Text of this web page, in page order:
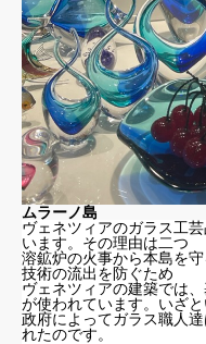
ムラーノ島
ヴェネツィアのガラス工
います。その理由は二つ
溶鉱炉の火事から本島を
技術の流出を防ぐため
ヴェネツィアの建築では
が使われています。いざ
政府によってガラス職人
れたのです。